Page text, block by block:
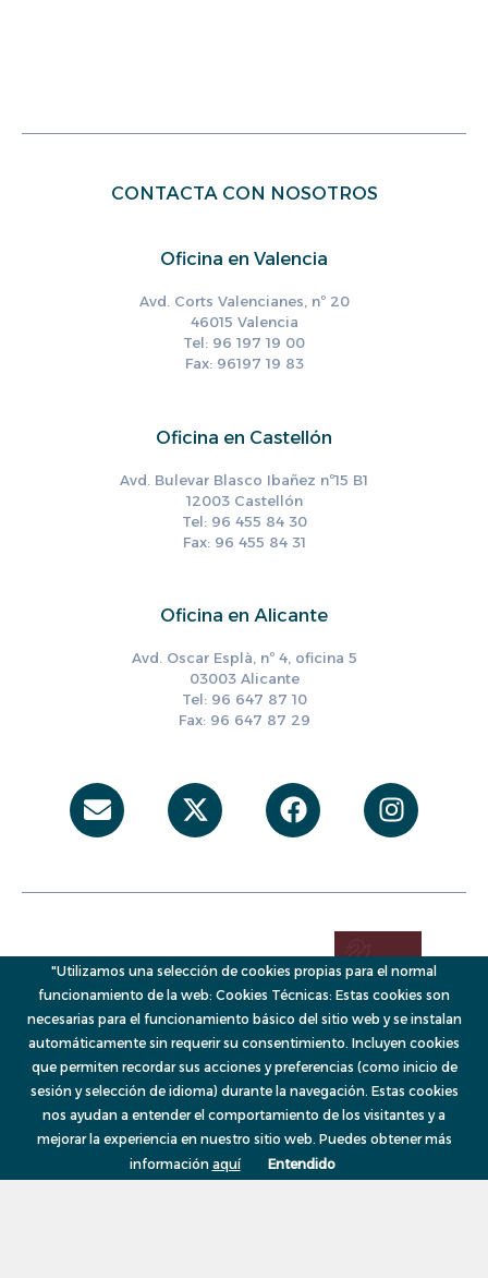
CONTACTA CON NOSOTROS
Oficina en Valencia
Avd. Corts Valencianes, nº 20
46015 Valencia
Tel: 96 197 19 00
Fax: 96197 19 83
Oficina en Castellón
Avd. Bulevar Blasco Ibañez nº15 B1
12003 Castellón
Tel: 96 455 84 30
Fax: 96 455 84 31
Oficina en Alicante
Avd. Oscar Esplà, nº 4, oficina 5
03003 Alicante
Tel: 96 647 87 10
Fax: 96 647 87 29
Envelope
X-
twitter
Facebook
© 2026, VAERSA, Generalitat Valenciana
Menú
"Utilizamos una selección de cookies propias para el normal
funcionamiento de la web: Cookies Técnicas: Estas cookies son
necesarias para el funcionamiento básico del sitio web y se instalan
automáticamente sin requerir su consentimiento. Incluyen cookies
que permiten recordar sus acciones y preferencias (como inicio de
sesión y selección de idioma) durante la navegación. Estas cookies
nos ayudan a entender el comportamiento de los visitantes y a
mejorar la experiencia en nuestro sitio web. Puedes obtener más
información aquí Entendido